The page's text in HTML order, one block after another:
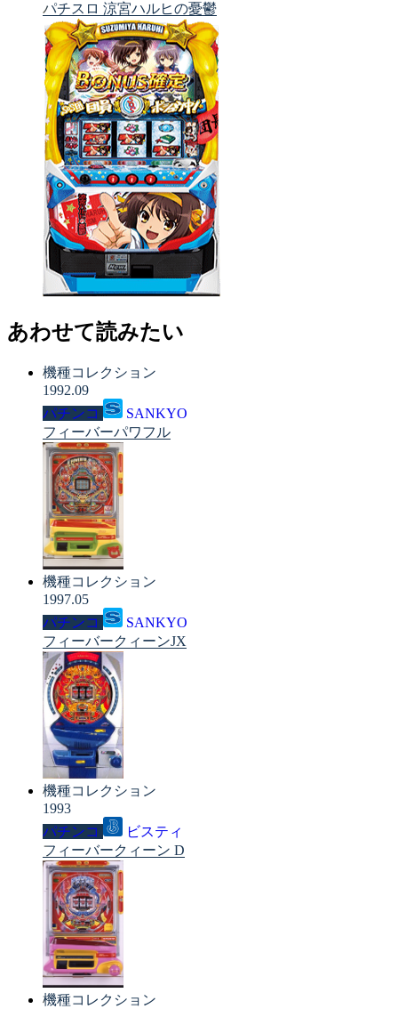
パチスロ 涼宮ハルヒの憂鬱
あわせて読みたい
機種コレクション
1992.09
パチンコ
SANKYO
フィーバーパワフル
機種コレクション
1997.05
パチンコ
SANKYO
フィーバークィーンJX
機種コレクション
1993
パチンコ
ビスティ
フィーバークィーン D
機種コレクション